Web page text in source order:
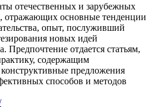
отечественных и зарубежных
отражающих основные тенденции
опыт, послуживший
новых идей
Предпочтение отдается статьям,
содержащим
предложения
способов и методов